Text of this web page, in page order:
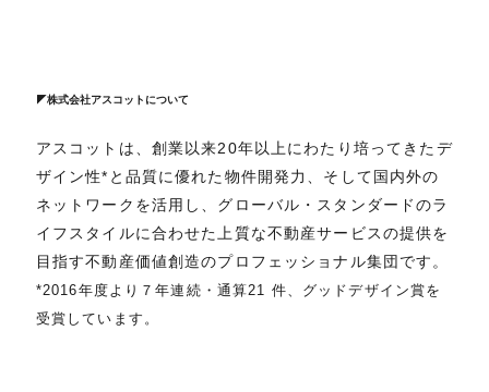
◤株式会社アスコットについて
アスコットは、創業以来20年以上にわたり培ってきたデ
ザイン性*と品質に優れた物件開発力、そして国内外の
ネットワークを活用し、グローバル・スタンダードのラ
イフスタイルに合わせた上質な不動産サービスの提供を
目指す不動産価値創造のプロフェッショナル集団です。
*2016年度より７年連続・通算21 件、グッドデザイン賞を
受賞しています。